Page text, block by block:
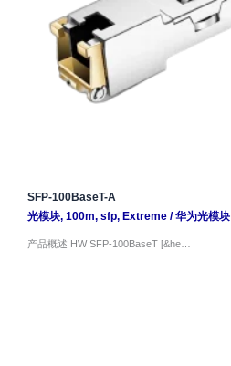
SFP-100BaseT-A
光模块, 100m, sfp, Extreme/华为光模块
产品概述 HW SFP-100BaseT [&he…